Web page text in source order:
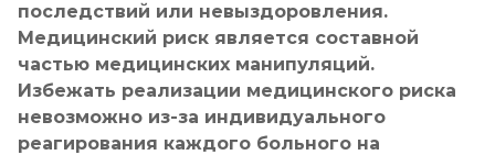
последствий или невыздоровления.
Медицинский риск является составной
частью медицинских манипуляций.
Избежать реализации медицинского риска
невозможно из-за индивидуального
реагирования каждого больного на